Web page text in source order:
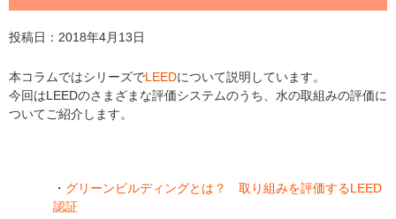
投稿日： 2018年4月13日
本コラムではシリーズでLEEDについて説明しています。
今回はLEEDのさまざまな評価システムのうち、水の取組みの評価に
ついてご紹介します。
・ グリーンビルディングとは？ 取り組みを評価するLEED
認証